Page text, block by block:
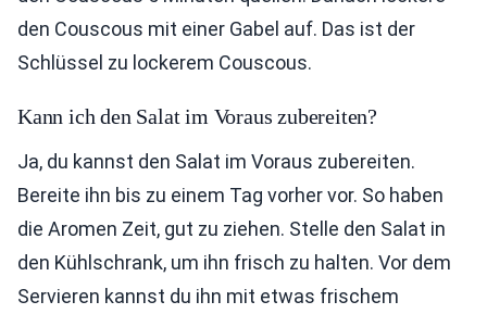
den Couscous mit einer Gabel auf. Das ist der
Schlüssel zu lockerem Couscous.
Kann ich den Salat im Voraus zubereiten?
Ja, du kannst den Salat im Voraus zubereiten.
Bereite ihn bis zu einem Tag vorher vor. So haben
die Aromen Zeit, gut zu ziehen. Stelle den Salat in
den Kühlschrank, um ihn frisch zu halten. Vor dem
Servieren kannst du ihn mit etwas frischem